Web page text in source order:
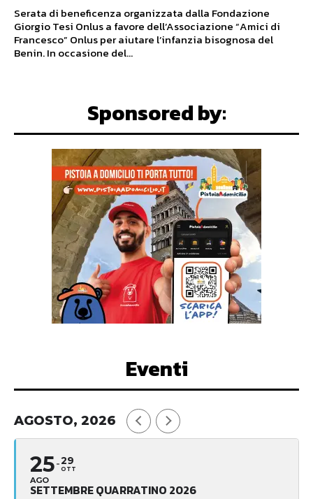
Serata di beneficenza organizzata dalla Fondazione
Giorgio Tesi Onlus a favore dell’Associazione “Amici di
Francesco” Onlus per aiutare l’infanzia bisognosa del
Benin. In occasione del...
Sponsored by:
Eventi
AGOSTO, 2026
25
AGO
29
OTT
SETTEMBRE QUARRATINO 2026